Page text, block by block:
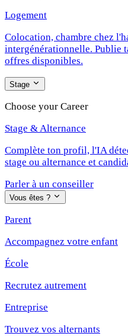
Logement
Colocation, chambre chez
intergénérationnelle. Publie
offres disponibles.
Stage
Choose your Career
Stage & Alternance
Complète ton profil, l'IA
stage ou alternance et
Parler à un conseiller
Vous êtes ?
Parent
Accompagnez votre enfant
École
Recrutez autrement
Entreprise
Trouvez vos alternants